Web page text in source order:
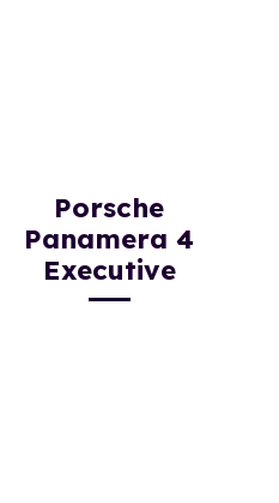
Porsche
Panamera 4
Executive